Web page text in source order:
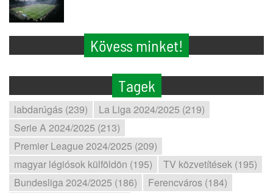
Kövess minket!
Tagek
labdarúgás (239)
La Liga 2024/2025 (219)
Serie A 2024/2025 (213)
Premier League 2024/2025 (209)
magyar légiósok külföldön (195)
TV közvetítések (195)
Bundesliga 2024/2025 (186)
Ferencváros (184)